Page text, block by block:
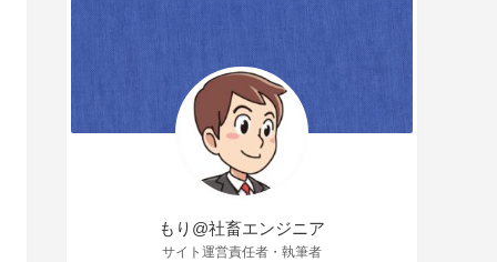
もり@社畜エンジニア
サイト運営責任者・執筆者